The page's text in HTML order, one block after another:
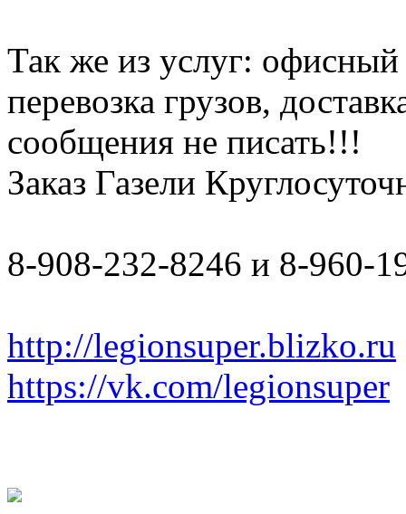
Так же из услуг: офисный
перевозка грузов,
сообщения не писать!!!
Заказ Газели
8-908-232-8246 и 8-960-
http://legionsuper.blizko.ru
https://vk.com/legionsuper